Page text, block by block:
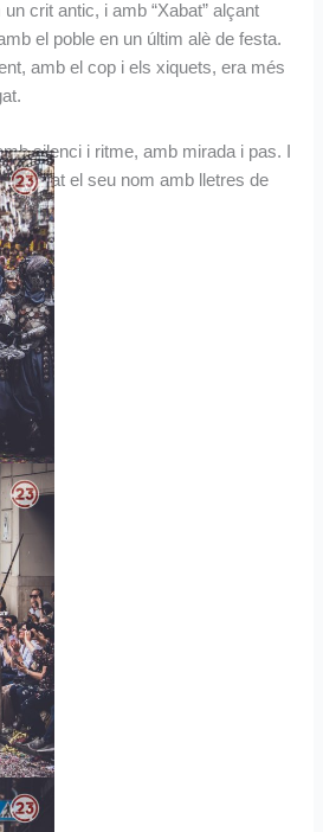
crit antic, i amb “Xabat” alçant
el poble en un últim alè de festa.
amb el cop i els xiquets, era més
silenci i ritme, amb mirada i pas. I
gravat el seu nom amb lletres de